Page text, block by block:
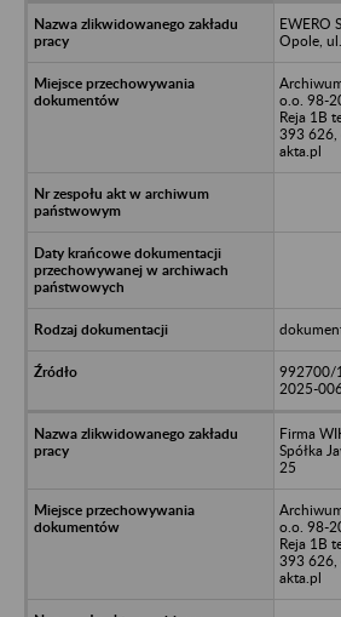
EWERO
Opole,
o.o. 98-
Reja 1B
393 626,
akta.pl
992700/
2025-
Firma
Spółka
25
o.o. 98-
Reja 1B
393 626,
akta.pl